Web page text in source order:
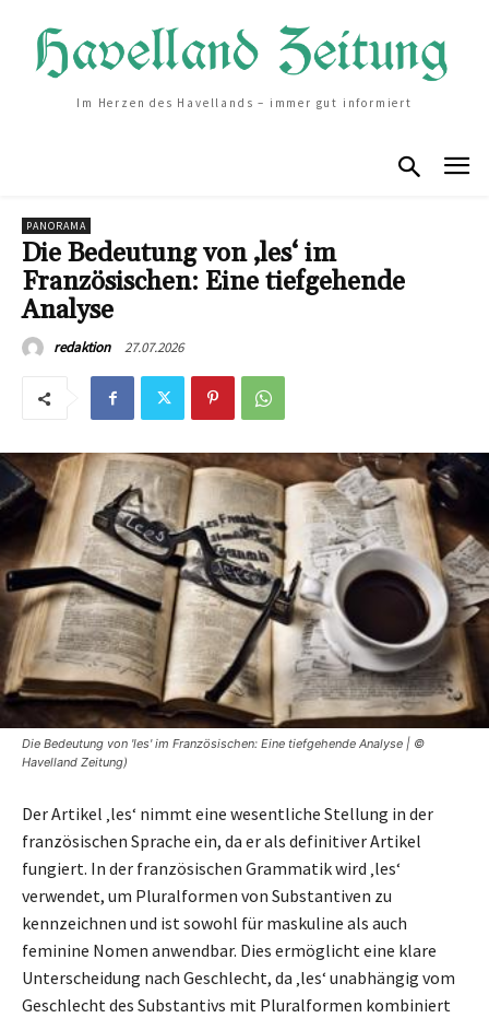
Im Herzen des Havellands – immer gut informiert
PANORAMA
Die Bedeutung von ‚les‘ im
Französischen: Eine tiefgehende
Analyse
redaktion 27.07.2026
Die Bedeutung von 'les' im Französischen: Eine tiefgehende Analyse | ©
Havelland Zeitung)
Der Artikel ‚les‘ nimmt eine wesentliche Stellung in der
französischen Sprache ein, da er als definitiver Artikel
fungiert. In der französischen Grammatik wird ‚les‘
verwendet, um Pluralformen von Substantiven zu
kennzeichnen und ist sowohl für maskuline als auch
feminine Nomen anwendbar. Dies ermöglicht eine klare
Unterscheidung nach Geschlecht, da ‚les‘ unabhängig vom
Geschlecht des Substantivs mit Pluralformen kombiniert